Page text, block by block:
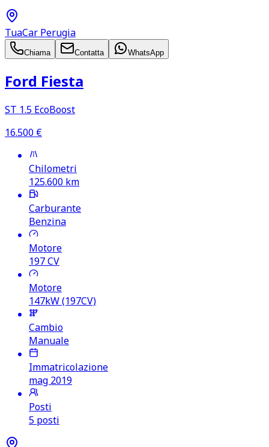
TuaCar Perugia
Chiama Contatta WhatsApp
Ford Fiesta
ST 1.5 EcoBoost
16.500 €
Chilometri
125.600 km
Carburante
Benzina
Motore
197CV
Motore
147kW (197CV)
Cambio
Manuale
Immatricolazione
mag 2019
Posti
5 posti